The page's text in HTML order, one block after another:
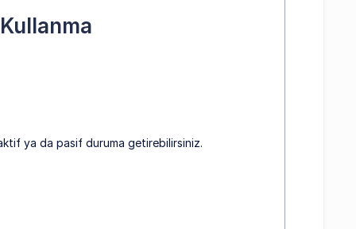
aktif ya da pasif duruma getirebilirsiniz.